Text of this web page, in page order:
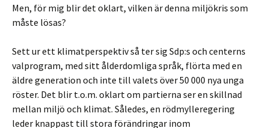
Men, för mig blir det oklart, vilken är denna miljökris som
måste lösas?
Sett ur ett klimatperspektiv så ter sig Sdp:s och centerns
valprogram, med sitt ålderdomliga språk, flörta med en
äldre generation och inte till valets över 50 000 nya unga
röster. Det blir t.o.m. oklart om partierna ser en skillnad
mellan miljö och klimat. Således, en rödmylleregering
leder knappast till stora förändringar inom